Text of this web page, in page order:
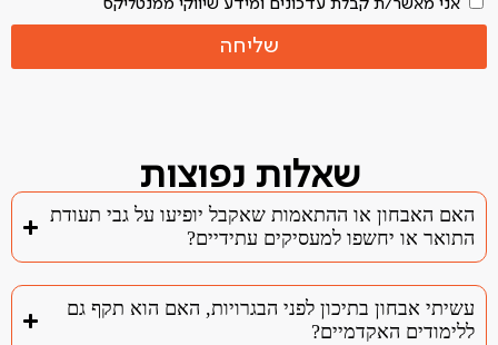
אני מאשר/ת קבלת עדכונים ומידע שיווקי ממנטליקס
שליחה
שאלות נפוצות
האם האבחון או ההתאמות שאקבל יופיעו על גבי תעודת
התואר או יחשפו למעסיקים עתידיים?
עשיתי אבחון בתיכון לפני הבגרויות, האם הוא תקף גם
ללימודים האקדמיים?